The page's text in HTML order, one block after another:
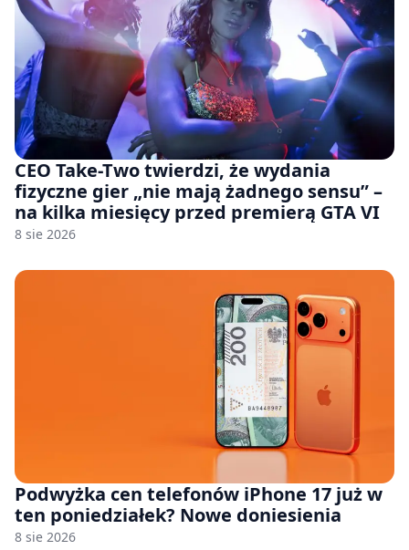
CEO Take-Two twierdzi, że wydania
fizyczne gier „nie mają żadnego sensu” –
na kilka miesięcy przed premierą GTA VI
8 sie 2026
Podwyżka cen telefonów iPhone 17 już w
ten poniedziałek? Nowe doniesienia
8 sie 2026